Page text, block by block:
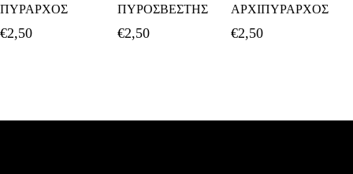
ΠΥΡΑΡΧΟΣ
€2,50
ΠΥΡΟΣΒΕΣΤΗΣ
€2,50
ΑΡΧΙΠΥΡΑΡΧΟΣ
€2,50